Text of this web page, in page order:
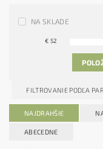
NA SKLADE
€ 52
FILTROVANIE PODĽA
NAJDRAHŠIE
ABECEDNE